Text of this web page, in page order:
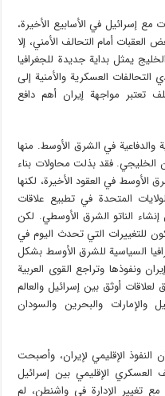
مع إسرائيل في الأسابيع الأخيرة،
أمام التحالف الأمني​​، إلا
يمثل بداية جديدة للجغرافيا
العسكرية والأمنية إلى
تعتبر مواجهة إيران أهم دافع
والدفاعية في الشرق الأوسط. منها
الخليجي. فقد بذلت محاولات بناء
في العقود الأخيرة، لكنها
المتحدة في تطبيع علاقات
الناتو الشرق الأوسطي. لكن
للتغييرات التي تحدث اليوم في
السياسية للشرق الأوسط بشكل
ونفوذها وتراجع القوى العربية
أوثق بين إسرائيل والعالم
والإمارات والبحرين والسودان
الإقليمي لإيران، وأصبحت
العسكري الإقليمي بين إسرائيل
تغيير الإدارة في واشنطن، لم